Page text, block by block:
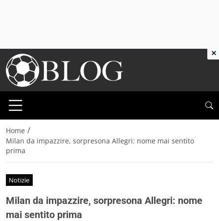
Home /
Milan da impazzire, sorpresona Allegri: nome mai sentito
prima
Notizie
Milan da impazzire, sorpresona Allegri: nome
mai sentito prima
×